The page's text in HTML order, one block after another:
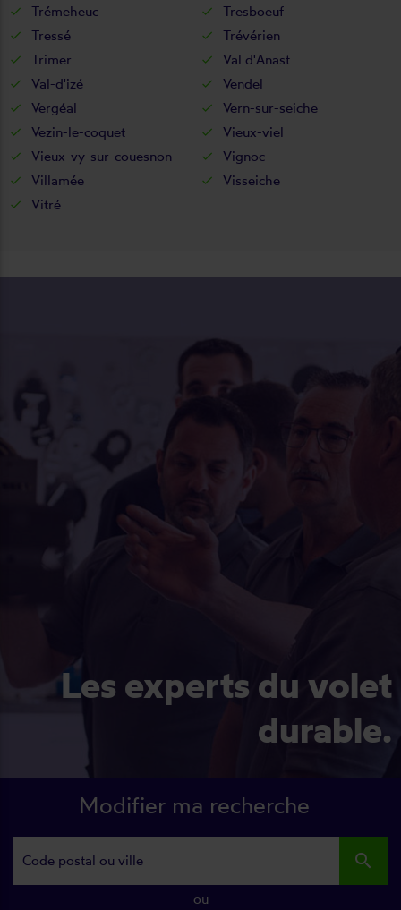
Trémeheuc
Tresboeuf
Tressé
Trévérien
Trimer
Val d'Anast
Val-d'izé
Vendel
Vergéal
Vern-sur-seiche
Vezin-le-coquet
Vieux-viel
Vieux-vy-sur-couesnon
Vignoc
Villamée
Visseiche
Vitré
Les experts du volet
durable.
Modifier ma recherche
search
ou